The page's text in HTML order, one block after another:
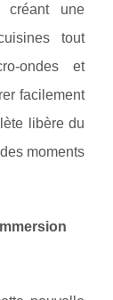
créant une
tout
ondes et
facilement
libère du
moments